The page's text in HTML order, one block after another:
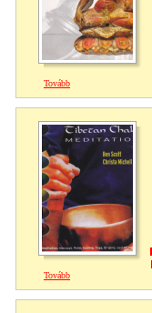
Tovább
Tovább